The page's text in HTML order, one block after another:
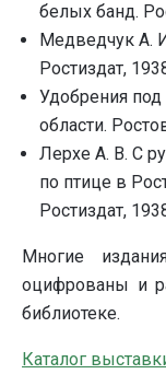
белых банд.
Медведчук А.
Ростиздат,
Удобрения
области.
Лерхе А. В. С
по птице в
Ростиздат,
Многие
оцифрованы и
библиотеке.
Каталог